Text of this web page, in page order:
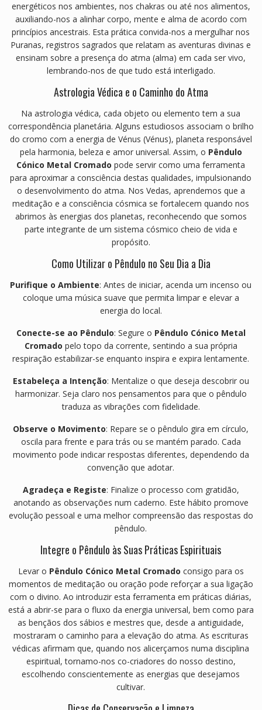
energéticos nos ambientes, nos chakras ou até nos alimentos,
auxiliando-nos a alinhar corpo, mente e alma de acordo com
princípios ancestrais. Esta prática convida-nos a mergulhar nos
Puranas, registros sagrados que relatam as aventuras divinas e
ensinam sobre a presença do atma (alma) em cada ser vivo,
lembrando-nos de que tudo está interligado.
Astrologia Védica e o Caminho do Atma
Na astrologia védica, cada objeto ou elemento tem a sua
correspondência planetária. Alguns estudiosos associam o brilho
do cromo com a energia de Vénus (Vénus), planeta responsável
pela harmonia, beleza e amor universal. Assim, o Pêndulo
Cónico Metal Cromado pode servir como uma ferramenta
para aproximar a consciência destas qualidades, impulsionando
o desenvolvimento do atma. Nos Vedas, aprendemos que a
meditação e a consciência cósmica se fortalecem quando nos
abrimos às energias dos planetas, reconhecendo que somos
parte integrante de um sistema cósmico cheio de vida e
propósito.
Como Utilizar o Pêndulo no Seu Dia a Dia
Purifique o Ambiente: Antes de iniciar, acenda um incenso ou
coloque uma música suave que permita limpar e elevar a
energia do local.
Conecte-se ao Pêndulo: Segure o Pêndulo Cónico Metal
Cromado pelo topo da corrente, sentindo a sua própria
respiração estabilizar-se enquanto inspira e expira lentamente.
Estabeleça a Intenção: Mentalize o que deseja descobrir ou
harmonizar. Seja claro nos pensamentos para que o pêndulo
traduza as vibrações com fidelidade.
Observe o Movimento: Repare se o pêndulo gira em círculo,
oscila para frente e para trás ou se mantém parado. Cada
movimento pode indicar respostas diferentes, dependendo da
convenção que adotar.
Agradeça e Registe: Finalize o processo com gratidão,
anotando as observações num caderno. Este hábito promove
evolução pessoal e uma melhor compreensão das respostas do
pêndulo.
Integre o Pêndulo às Suas Práticas Espirituais
Levar o Pêndulo Cónico Metal Cromado consigo para os
momentos de meditação ou oração pode reforçar a sua ligação
com o divino. Ao introduzir esta ferramenta em práticas diárias,
está a abrir-se para o fluxo da energia universal, bem como para
as bençãos dos sábios e mestres que, desde a antiguidade,
mostraram o caminho para a elevação do atma. As escrituras
védicas afirmam que, quando nos alicerçamos numa disciplina
espiritual, tornamo-nos co-criadores do nosso destino,
escolhendo conscientemente as energias que desejamos
cultivar.